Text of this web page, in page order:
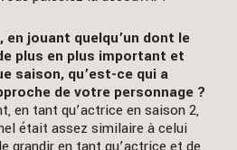
en jouant quelqu’un dont le
plus en plus important et
saison, qu’est-ce qui a
de votre personnage ?
en tant qu’actrice en saison 2,
était assez similaire à celui